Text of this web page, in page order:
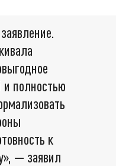
и полностью
к
— заявил